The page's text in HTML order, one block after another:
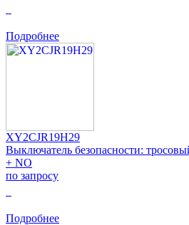
Подробнее
XY2CJR19H29
Выключатель безопасности:
+ NO
по запросу
Подробнее